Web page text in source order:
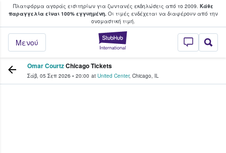
Πλατφόρμα αγοράς εισιτηρίων για ζωντανές εκδηλώσεις από το 2009. Κάθε
παραγγελία είναι 100% εγγυημένη.Οι τιμές ενδέχεται να διαφέρουν από την
oνομαστική τιμή.
StubHub - Όπου
Μενού
φαν αγοράζουν και πουλούν
Omar CourtzChicago Tickets
Σάβ, 05 Σεπ 2026 • 20:00 at United Center, Chicago, IL